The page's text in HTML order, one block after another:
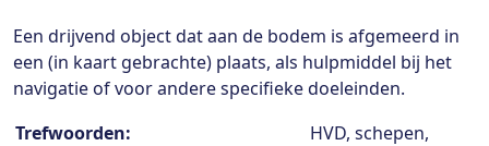
Een drijvend object dat aan de bodem is afgemeerd in
een (in kaart gebrachte) plaats, als hulpmiddel bij het
navigatie of voor andere specifieke doeleinden.
Collection details
Trefwoorden:
HVD, schepen,